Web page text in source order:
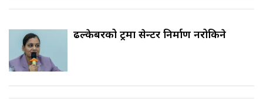
ढल्केबरको ट्रमा सेन्टर निर्माण नरोकिने